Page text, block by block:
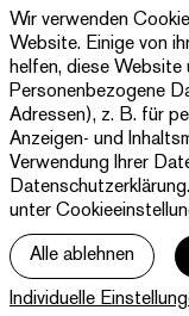
Theater
Paderborn
Westfälische
Kammerspiele
Programm
Abos
jott
Ihr Besuch
Wir verwenden
Website. Einige von
helfen, diese Website
Personenbezogene
Adressen), z. B. für
Anzeigen- und
Verwendung Ihrer
Datenschutzerklärung
unter
Alle ablehnen
Individuelle